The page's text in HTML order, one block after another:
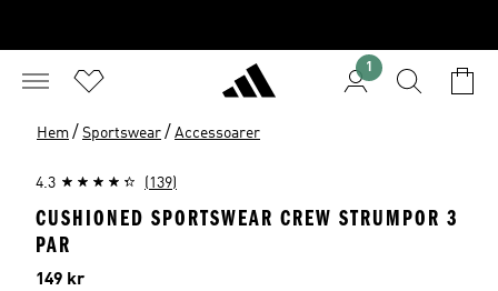
1
Hem / Sportswear / Accessoarer
4.3 (139)
CUSHIONED SPORTSWEAR CREW STRUMPOR 3
PAR
Pris
149 kr